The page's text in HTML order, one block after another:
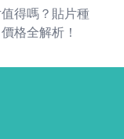
得嗎？貼片種
格全解析！